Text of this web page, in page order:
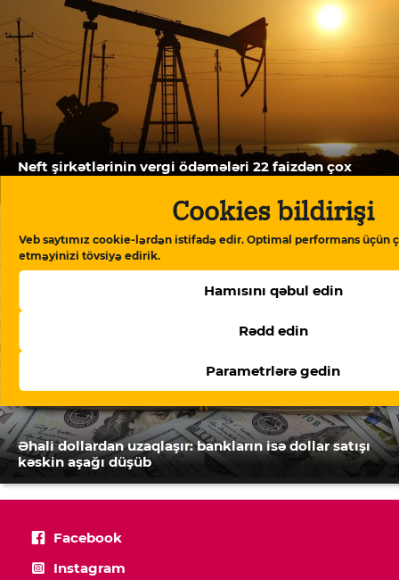
Cookies bildirişi
Veb saytımız cookie-lərdən istifadə edir. Optimal performans üçün
etməyinizi tövsiyə edirik.
Hamısını qəbul edin
Rədd edin
Parametrlərə gedin
Neft şirkətlərinin vergi ödəmələri 22 faizdən çox
Əhali dollardan uzaqlaşır: bankların isə dollar satışı
kəskin aşağı düşüb
Facebook
Instagram